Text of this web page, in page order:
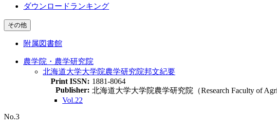
ダウンロードランキング
その他
附属図書館
農学院・農学研究院
北海道大学大学院農学研究院邦文紀要
Print ISSN: 1881-8064
Publisher: 北海道大学大学院農学研究院（Research Faculty of
Vol.22
No.3